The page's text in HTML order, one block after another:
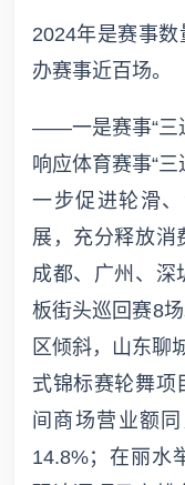
2024年是赛事
办赛事近百场。
——一是赛事“三
响应体育赛事“
一步促进轮滑
展，充分释放消
成都、广州、深
板街头巡回赛8
区倾斜，山东聊
式锦标赛轮舞项
间商场营业额
14.8%；在丽水